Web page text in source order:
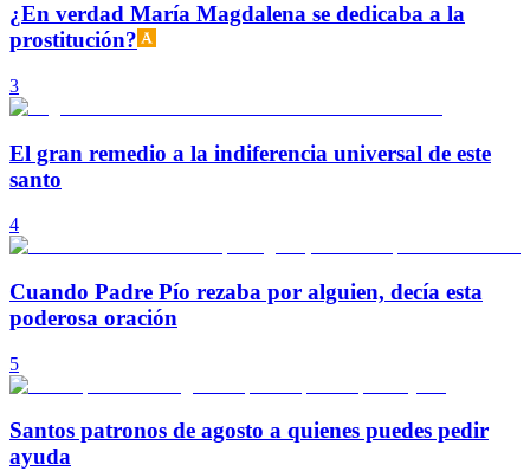
¿En verdad María Magdalena se dedicaba a la
prostitución?
3
El gran remedio a la indiferencia universal de este
santo
4
Cuando Padre Pío rezaba por alguien, decía esta
poderosa oración
5
Santos patronos de agosto a quienes puedes pedir
ayuda